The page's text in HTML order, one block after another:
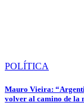
POLÍTICA
Mauro Vieira:
volver al camino de la